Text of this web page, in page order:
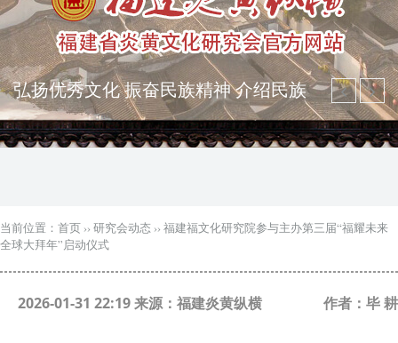
弘扬优秀文化 振奋民族精神 介绍民族
瑰宝 宣传中华精英
突出海西特色 报道台港澳侨 坚持古为
当前位置： 首页 ›› 研究会动态 ›› 福建福文化研究院参与主办第三届“福耀未来
全球大拜年”启动仪式
2026-01-31 22:19 来源：福建炎黄纵横 作者：毕 耕